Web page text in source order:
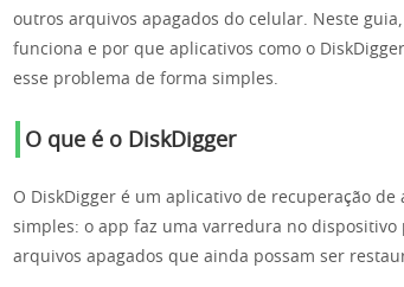
outros arquivos apagados do celular. Neste
funciona e por que aplicativos como o
esse problema de forma simples.
O que é o DiskDigger
O DiskDigger é um aplicativo de recuperação
simples: o app faz uma varredura no
arquivos apagados que ainda possam ser